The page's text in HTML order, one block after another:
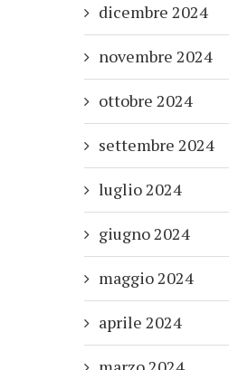
dicembre 2024
novembre 2024
ottobre 2024
settembre 2024
luglio 2024
giugno 2024
maggio 2024
aprile 2024